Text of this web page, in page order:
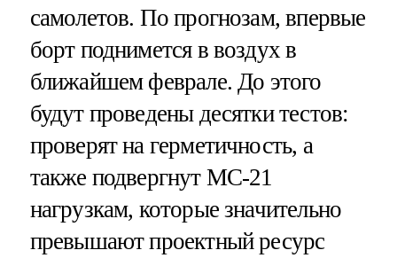
самолетов. По прогнозам, впервые
борт поднимется в воздух в
ближайшем феврале. До этого
будут проведены десятки тестов:
проверят на герметичность, а
также подвергнут МС-21
нагрузкам, которые значительно
превышают проектный ресурс